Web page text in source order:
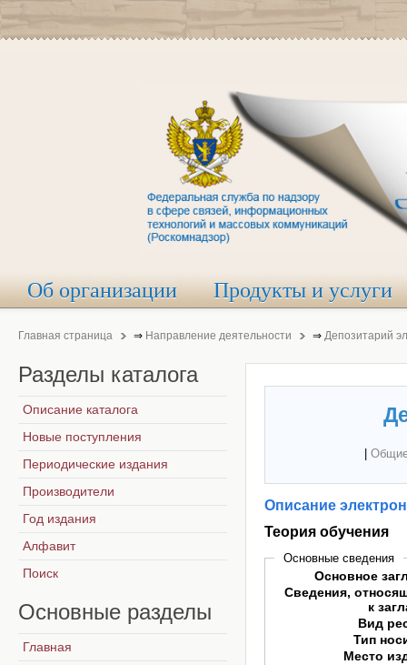
Об организации Продукты и услуги
Главная страница ⇒ Направление деятельности ⇒ Депозитарий
Описание
Теория обучения
Основные сведения
Основное
Сведения,
к
Вид
Тип
Место
Разделы каталога
Описание каталога
Новые поступления
Периодические издания
Производители
Год издания
Алфавит
Поиск
Основные разделы
Главная